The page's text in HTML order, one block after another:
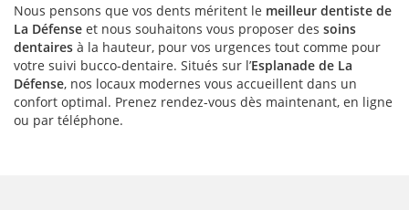
Nous pensons que vos dents méritent le meilleur dentiste de
La Défense et nous souhaitons vous proposer des soins
dentaires à la hauteur, pour vos urgences tout comme pour
votre suivi bucco-dentaire. Situés sur l’Esplanade de La
Défense, nos locaux modernes vous accueillent dans un
confort optimal. Prenez rendez-vous dès maintenant, en ligne
ou par téléphone.